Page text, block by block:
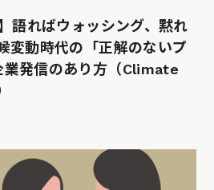
語ればウォッシング、黙れ
変動時代の「正解のないプ
業発信のあり方（Climate